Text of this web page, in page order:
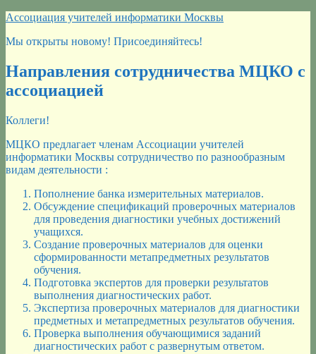
Перейти
содержимому
Ассоциация учителей информатики Москвы
Мы открыты новому! Присоединяйтесь!
Направления сотрудничества МЦКО с
ассоциацией
Коллеги!
МЦКО предлагает членам Ассоциации учителей
информатики Москвы сотрудничество по разнообразным
видам деятельности :
Пополнение банка измерительных материалов.
Обсуждение спецификаций проверочных материалов
для проведения диагностики учебных достижений
учащихся.
Создание проверочных материалов для оценки
сформированности метапредметных результатов
обучения.
Подготовка экспертов для проверки результатов
выполнения диагностических работ.
Экспертиза проверочных материалов для диагностики
предметных и метапредметных результатов обучения.
Проверка выполнения обучающимися заданий
диагностических работ с развернутым ответом.